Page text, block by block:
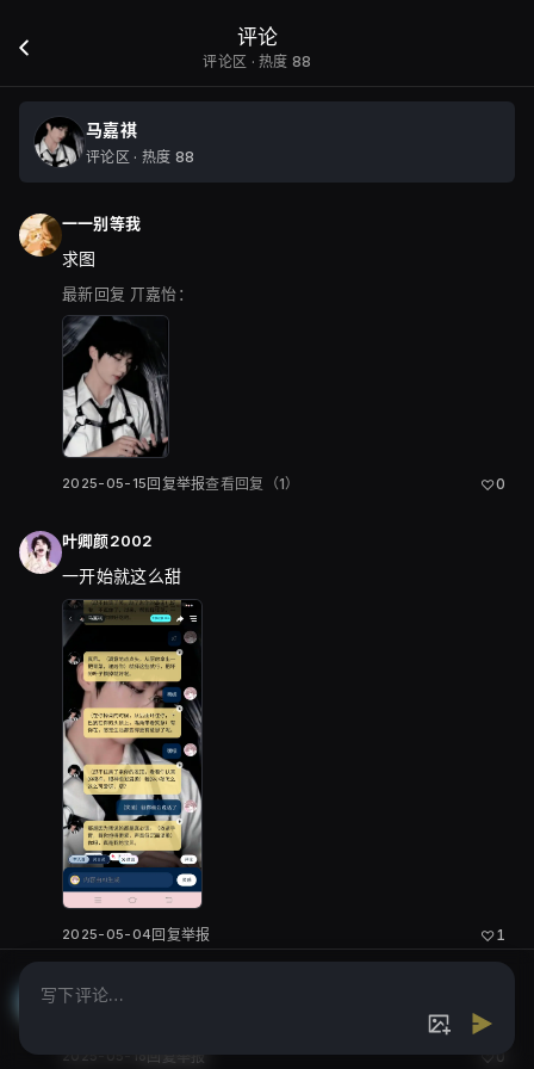
评论
评论区 · 热度 88
马嘉祺
评论区 · 热度 88
一一别等我
求图
最新回复 丌嘉怡：
2025-05-15 回复举报查看回复（1） ♡0
叶卿颜2002
一开始就这么甜
2025-05-04 回复举报 ♡1
晚城有风
2025-05-18 回复 举报 0